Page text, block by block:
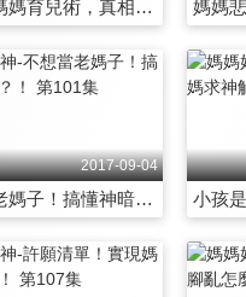
高學歷媽媽育兒術，真相嚇一跳？！ 第94集
2017-09-04
不想當老媽子！搞懂神暗示？！ 第101集